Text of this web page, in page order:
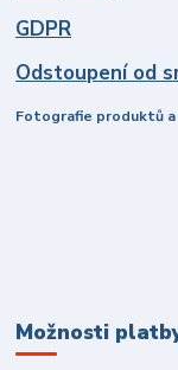
GDPR
Odstoupení od
Fotografie produktů
Možnosti